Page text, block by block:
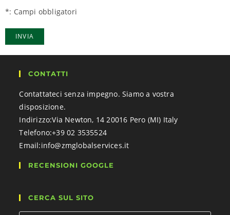
*: Campi obbligatori
CONTATTI
Contattateci senza impegno. Siamo a vostra
disposizione.
Indirizzo:Via Newton, 14 20016 Pero (MI) Italy
Telefono:+39 02 3535524
Email:info@zmglobalservices.it
RECENSIONI GOOGLE
CERCA SUL SITO